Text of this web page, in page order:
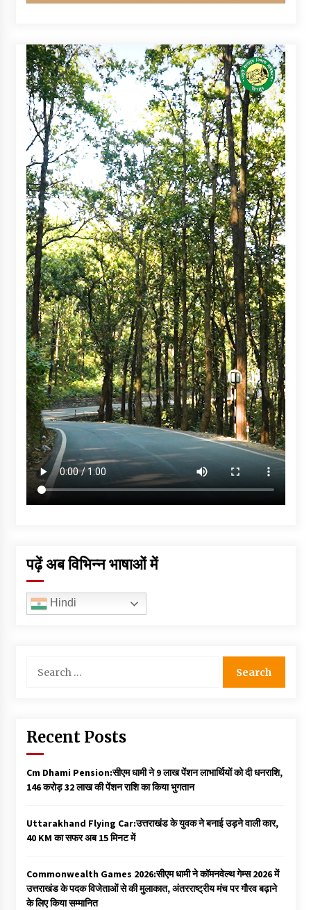
पढ़ें अब विभिन्न भाषाओं में
Hindi
for:
Recent Posts
Cm Dhami Pension:सीएम धामी ने 9 लाख पेंशन लाभार्थियों को दी धनराशि, ₹
146 करोड़ 32 लाख की पेंशन राशि का किया भुगतान
Uttarakhand Flying Car:उत्तराखंड के युवक ने बनाई उड़ने वाली कार,
40 KM का सफर अब 15 मिनट में
Commonwealth Games 2026:सीएम धामी ने कॉमनवेल्थ गेम्स 2026 में
उत्तराखंड के पदक विजेताओं से की मुलाकात, अंतरराष्ट्रीय मंच पर गौरव बढ़ाने
के लिए किया सम्मानित